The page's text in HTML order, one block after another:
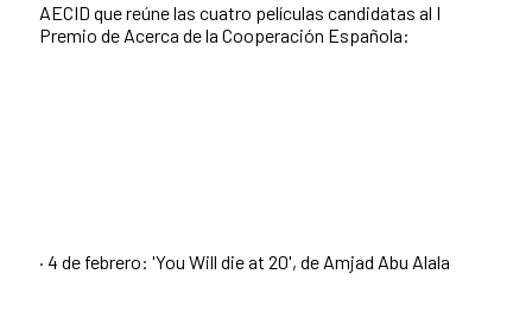
AECID que reúne las cuatro películas candidatas al I
Premio de Acerca de la Cooperación Española:
· 4 de febrero: 'You Will die at 20', de Amjad Abu Alala